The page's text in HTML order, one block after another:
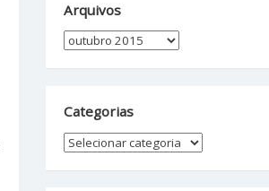
Arquivos
Arquivos
Categorias
Categorias